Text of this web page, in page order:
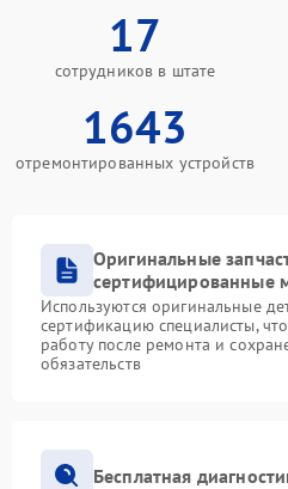
17
сотрудников в штате
1643
отремонтированных устройств
Оригинальные
сертифицированные
Используются оригинальные
сертификацию специалисты,
работу после ремонта и
обязательств
Бесплатная